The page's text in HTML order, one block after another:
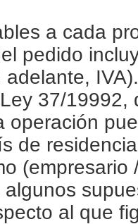
a cada
pedido
adelante,
37/
operación
de
al que